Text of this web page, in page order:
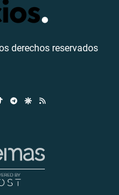
derechos reservados
TikTokTelegramGoogle Discover